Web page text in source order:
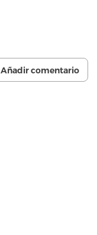
Añadir comentario